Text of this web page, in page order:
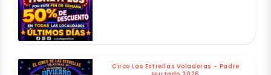
Circo Las Estrellas Voladoras - Padre